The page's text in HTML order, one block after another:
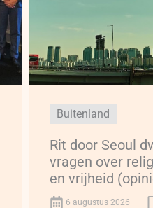
Buitenland
Rit door Seoul
vragen over
en vrijheid
6 augustus 2026